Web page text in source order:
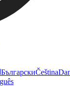
БългарскиČeština